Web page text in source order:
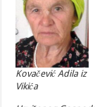
Kovačević Adila iz
Vikića